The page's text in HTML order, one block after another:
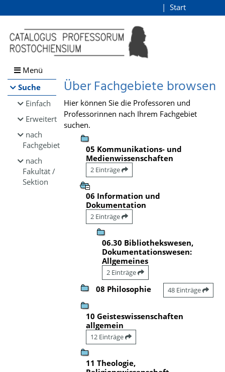
Browsen
direkt zum Inhalt
Start
Menü
Suche
Einfach
Erweitert
nach
Fachgebiet
nach
Fakultät /
Sektion
Über Fachgebiete browsen
Hier können Sie die Professoren und
Professorinnen nach Ihrem Fachgebiet
suchen.
05 Kommunikations- und
Medienwissenschaften
2 Einträge
06 Information und
Dokumentation
2 Einträge
06.30 Bibliothekswesen,
Dokumentationswesen:
Allgemeines
2 Einträge
08 Philosophie 48 Einträge
10 Geisteswissenschaften
allgemein
12 Einträge
11 Theologie,